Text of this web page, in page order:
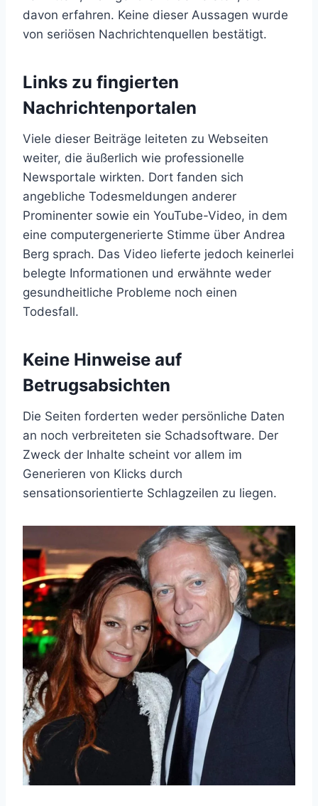
davon erfahren. Keine dieser Aussagen wurde
von seriösen Nachrichtenquellen bestätigt.
Links zu fingierten
Nachrichtenportalen
Viele dieser Beiträge leiteten zu Webseiten
weiter, die äußerlich wie professionelle
Newsportale wirkten. Dort fanden sich
angebliche Todesmeldungen anderer
Prominenter sowie ein YouTube-Video, in dem
eine computergenerierte Stimme über Andrea
Berg sprach. Das Video lieferte jedoch keinerlei
belegte Informationen und erwähnte weder
gesundheitliche Probleme noch einen
Todesfall.
Keine Hinweise auf
Betrugsabsichten
Die Seiten forderten weder persönliche Daten
an noch verbreiteten sie Schadsoftware. Der
Zweck der Inhalte scheint vor allem im
Generieren von Klicks durch
sensationsorientierte Schlagzeilen zu liegen.